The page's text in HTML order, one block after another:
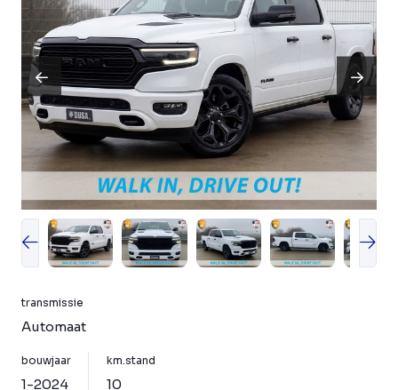
transmissie
Automaat
bouwjaar
1-2024
km.stand
10